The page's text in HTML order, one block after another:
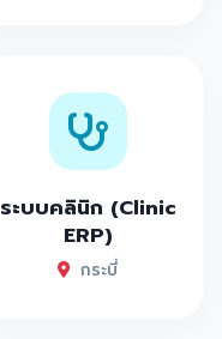
ระบบคลินิก (Clinic
ERP)
กระบี่